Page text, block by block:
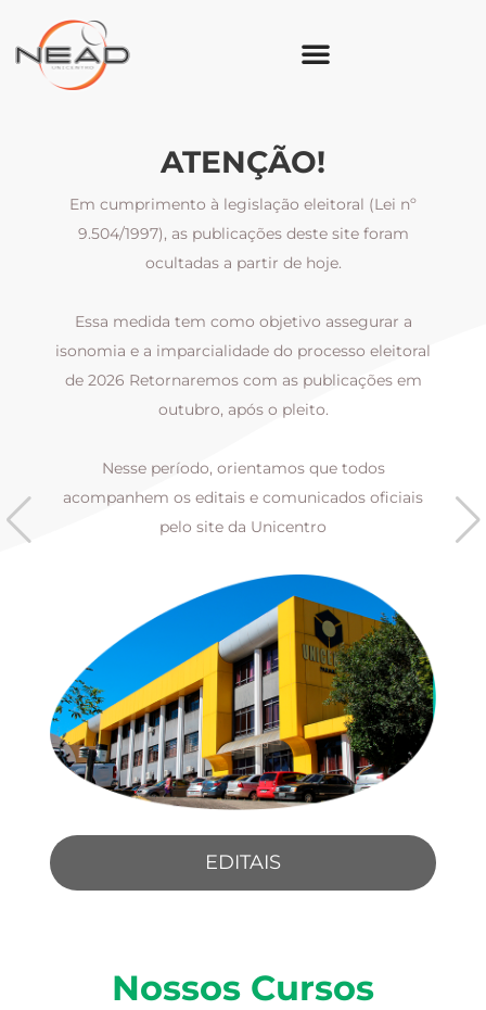
ATENÇÃO!
Em cumprimento à legislação eleitoral (Lei nº
9.504/1997), as publicações deste site foram
ocultadas a partir de hoje.
Essa medida tem como objetivo assegurar a
isonomia e a imparcialidade do processo eleitoral
de 2026 Retornaremos com as publicações em
outubro, após o pleito.
Nesse período, orientamos que todos
acompanhem os editais e comunicados oficiais
pelo site da Unicentro
EDITAIS
Nossos Cursos